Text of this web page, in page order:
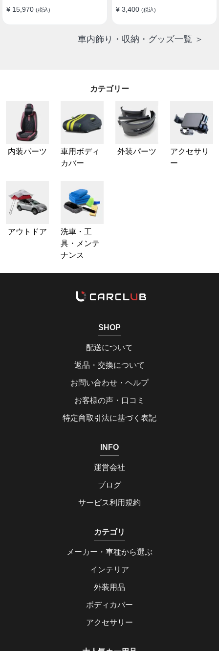
¥ 15,970 (税込) ¥ 3,400 (税込)
車内飾り・収納・グッズ一覧 ＞
カテゴリー
内装パーツ
車用ボディ
カバー
外装パーツ
アクセサリ
ー
アウトドア
洗車・工
具・メンテ
ナンス
SHOP
配送について
返品・交換について
お問い合わせ・ヘルプ
お客様の声・口コミ
特定商取引法に基づく表記
INFO
運営会社
ブログ
サービス利用規約
カテゴリ
メーカー・車種から選ぶ
インテリア
外装用品
ボディカバー
アクセサリー